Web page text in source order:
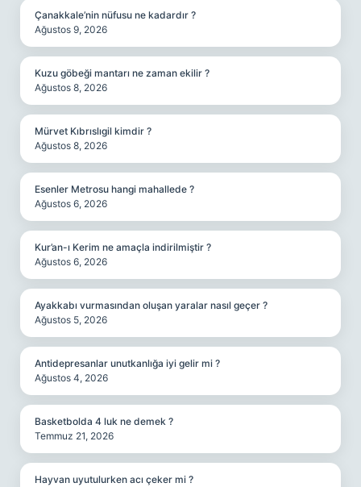
Çanakkale’nin nüfusu ne kadardır ?
Ağustos 9, 2026
Kuzu göbeği mantarı ne zaman ekilir ?
Ağustos 8, 2026
Mürvet Kıbrıslıgil kimdir ?
Ağustos 8, 2026
Esenler Metrosu hangi mahallede ?
Ağustos 6, 2026
Kur’an-ı Kerim ne amaçla indirilmiştir ?
Ağustos 6, 2026
Ayakkabı vurmasından oluşan yaralar nasıl geçer ?
Ağustos 5, 2026
Antidepresanlar unutkanlığa iyi gelir mi ?
Ağustos 4, 2026
Basketbolda 4 luk ne demek ?
Temmuz 21, 2026
Hayvan uyutulurken acı çeker mi ?